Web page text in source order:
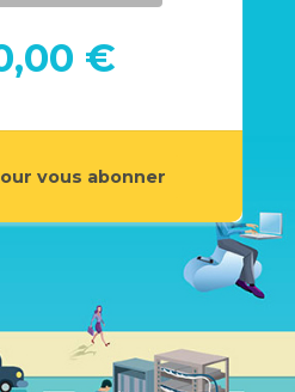
€
vous abonner